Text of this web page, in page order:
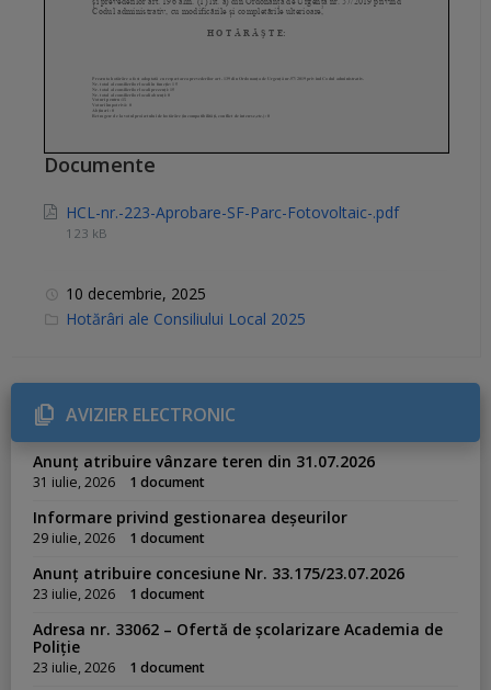
Documente
HCL-nr.-223-Aprobare-SF-Parc-Fotovoltaic-.pdf
123 kB
10 decembrie, 2025
C
r
i
e
s
Hotărâri ale Consiliului Local 2025
AVIZIER ELECTRONIC
Anunț atribuire vânzare teren din 31.07.2026
31 iulie, 2026 1 document
Informare privind gestionarea deșeurilor
29 iulie, 2026 1 document
Anunț atribuire concesiune Nr. 33.175/23.07.2026
23 iulie, 2026 1 document
Adresa nr. 33062 – Ofertă de școlarizare Academia de
Poliție
23 iulie, 2026 1 document